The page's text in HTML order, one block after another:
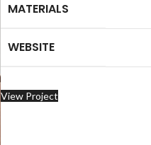
MATERIALS
WEBSITE
View Project